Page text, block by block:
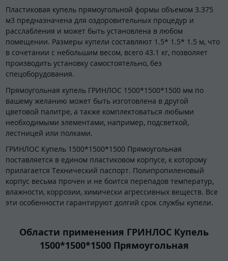
Пластиковая купель прямоугольной формы объемом 3.375
м3 предназначена для оздоровительных процедур и
расслабления и может быть установлена в любом
помещении. Размеры купели составляют 1.5* 1.5* 1.5 м, что
в сочетании с небольшим весом, всего 43.1 кг, позволяет
производить установку самостоятельно, без
спецоборудования.
Прямоугольная купель ГРИНЛОС 1500*1500*1500 мм по
вашему желанию может быть изготовлена в другой
цветовой палитре, а также комплектоваться любыми
необходимыми элементами, например, подсветкой,
лестницей или полками.
ГРИНЛОС Купель 1500*1500*1500 Прямоугольная
поставляется в едином пластиковом корпусе, к которому
прилагается Технический паспорт. Полипропиленовый
корпус весьма прочен и не боится перепадов температур,
влажности, коррозии, химически агрессивных веществ. Все
эти особенности гарантируют долгий срок службы купели.
Области применения ГРИНЛОС Купель
1500*1500*1500 Прямоугольная